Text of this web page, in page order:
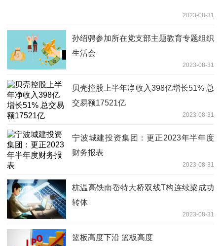
2023-08-31
孙绍骋参加所在党支部主题教育专题组织
生活会
2023-08-31
贝壳控股上半年净收入398亿增长51% 总
交易额17521亿
2023-08-31
宁波城建投资集团：更正2023年半年度
财务报表
2023-08-31
杭温高铁南岙特大桥双线T构连续梁成功
转体
2023-08-31
篮板高度下沿 篮板高度